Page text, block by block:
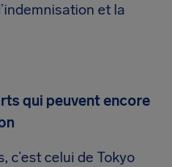
et la
qui peuvent encore
c’est celui de Tokyo